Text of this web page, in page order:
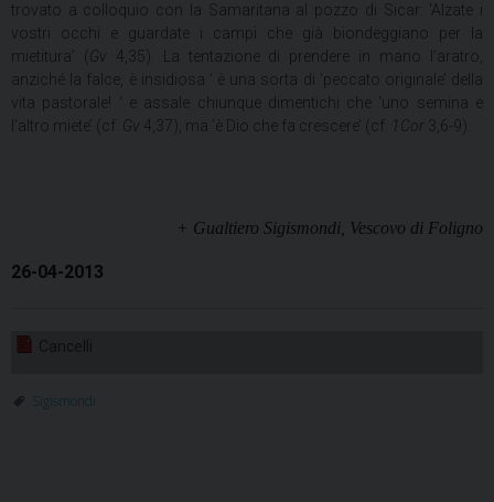
trovato a colloquio con la Samaritana al pozzo di Sicar: ‘Alzate i
vostri occhi e guardate i campi che già biondeggiano per la
mietitura’ ( Gv 4,35). La tentazione di prendere in mano l’aratro,
anziché la falce, è insidiosa ‘ è una sorta di ‘peccato originale’ della
vita pastorale! ‘ e assale chiunque dimentichi che ‘uno semina e
l’altro miete’ (cf. Gv 4,37), ma ‘è Dio che fa crescere’ (cf. 1Cor 3,6-9).
+ Gualtiero Sigismondi, Vescovo di Foligno
26-04-2013
Sigismondi